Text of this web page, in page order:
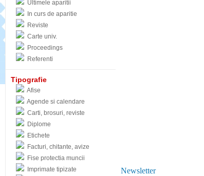
Ultimele aparitii
In curs de aparitie
Reviste
Carte univ.
Proceedings
Referenti
Tipografie
Afise
Agende si calendare
Carti, brosuri, reviste
Diplome
Etichete
Facturi, chitante, avize
Fise protectia muncii
Imprimate tipizate
Newsletter